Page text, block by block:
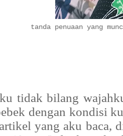
tanda penuaan yang
tidak bilang
dengan kondisi
yang aku baca,